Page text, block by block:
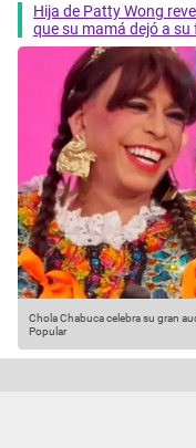
Hija de Patty Wong
que su mamá dejó a su
Chola Chabuca celebra su gran
Popular